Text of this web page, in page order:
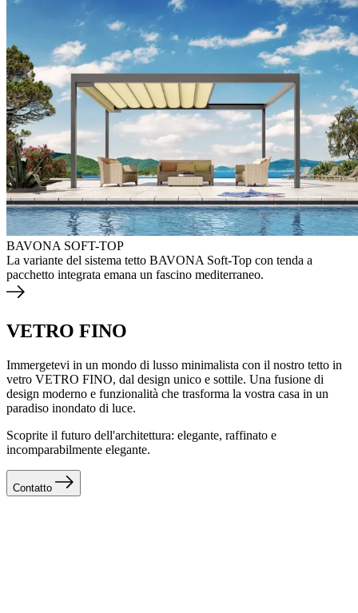
BAVONA SOFT-TOP
La variante del sistema tetto BAVONA Soft-Top con tenda a
pacchetto integrata emana un fascino mediterraneo.
VETRO FINO
Immergetevi in un mondo di lusso minimalista con il nostro tetto in
vetro VETRO FINO, dal design unico e sottile. Una fusione di
design moderno e funzionalità che trasforma la vostra casa in un
paradiso inondato di luce.
Scoprite il futuro dell'architettura: elegante, raffinato e
incomparabilmente elegante.
Contatto